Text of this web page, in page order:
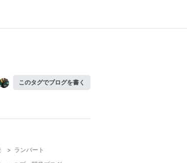
このタグでブログを書く
> ランバート